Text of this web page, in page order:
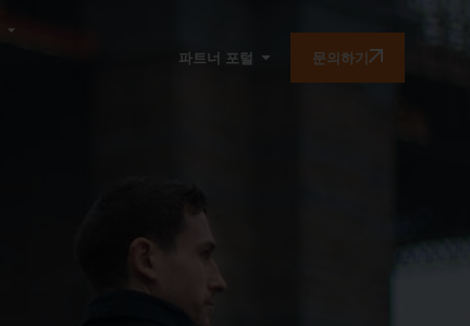
파트너 포털
문의하기